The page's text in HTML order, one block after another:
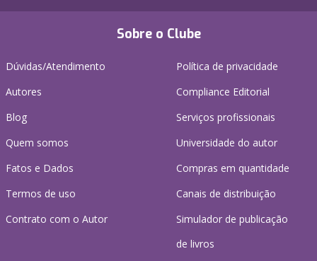
Sobre o Clube
Dúvidas/Atendimento
Autores
Blog
Quem somos
Fatos e Dados
Termos de uso
Contrato com o Autor
Política de privacidade
Compliance Editorial
Serviços profissionais
Universidade do autor
Compras em quantidade
Canais de distribuição
Simulador de publicação
de livros